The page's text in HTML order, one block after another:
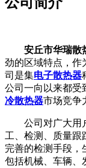
安丘市华瑞散
劲的区域特点，作
司是集电子散热器
公司一向以来都受
冷散热器市场竞争
公司对广大用
工、检测、质量跟
完善的检测手段，
包括机械、车辆、